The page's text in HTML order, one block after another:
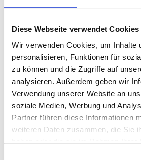
Diese Webseite verwendet Cookies
Wir verwenden Cookies, um Inhalte
personalisieren, Funktionen für
zu können und die Zugriffe auf
analysieren. Außerdem geben wir
Verwendung unserer Website an
soziale Medien, Werbung und
Partner führen diese Informationen
weiteren Daten zusammen, die Sie
haben oder die sie im Rahmen Ihrer